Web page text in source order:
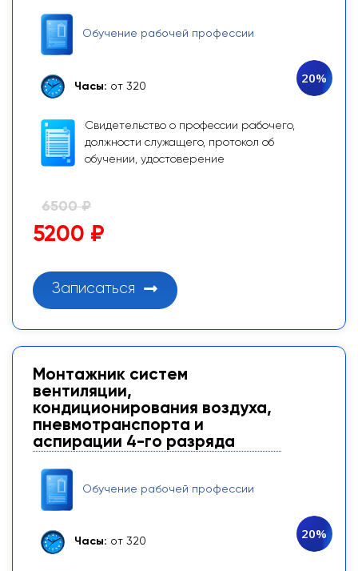
Обучение рабочей профессии
Часы: от 320
Свидетельство о профессии рабочего,
должности служащего, протокол об
обучении, удостоверение
20%
6500 ₽
5200 ₽
Записаться
Монтажник систем
вентиляции,
кондиционирования воздуха,
пневмотранспорта и
аспирации 4-го разряда
Обучение рабочей профессии
Часы: от 320
20%